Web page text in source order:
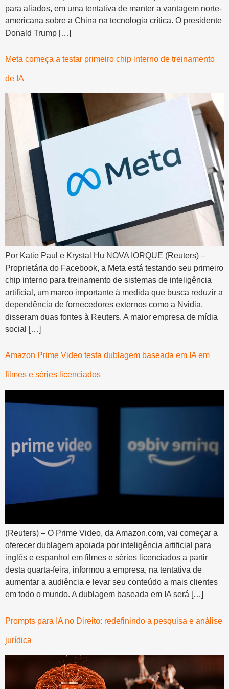
para aliados, em uma tentativa de manter a vantagem norte-
americana sobre a China na tecnologia crítica. O presidente
Donald Trump […]
Meta começa a testar primeiro chip interno de treinamento
de IA
Por Katie Paul e Krystal Hu NOVA IORQUE (Reuters) –
Proprietária do Facebook, a Meta está testando seu primeiro
chip interno para treinamento de sistemas de inteligência
artificial, um marco importante à medida que busca reduzir a
dependência de fornecedores externos como a Nvidia,
disseram duas fontes à Reuters. A maior empresa de mídia
social […]
Amazon Prime Video testa dublagem baseada em IA em
filmes e séries licenciados
(Reuters) – O Prime Video, da Amazon.com, vai começar a
oferecer dublagem apoiada por inteligência artificial para
inglês e espanhol em filmes e séries licenciados a partir
desta quarta-feira, informou a empresa, na tentativa de
aumentar a audiência e levar seu conteúdo a mais clientes
em todo o mundo. A dublagem baseada em IA será […]
Prompts para IA no Direito: redefinindo a pesquisa e análise
jurídica